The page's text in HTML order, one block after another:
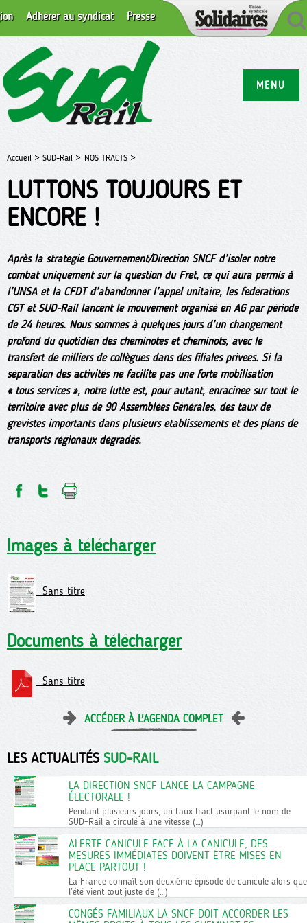
MENU
Adhérer au syndicat Presse
Accueil > SUD-Rail > NOS TRACTS >
LUTTONS TOUJOURS ET
ENCORE !
Après la stratégie Gouvernement/Direction SNCF d’isoler notre
combat uniquement sur la question du Fret, ce qui aura permis à
l’UNSA et la CFDT d’abandonner l’appel unitaire, les fédérations
CGT et SUD-Rail lancent le mouvement organisé en AG par période
de 24 heures. Nous sommes à quelques jours d’un changement
profond du quotidien des cheminotes et cheminots, avec le
transfert de milliers de collègues dans des filiales privées. Si la
séparation des activités ne facilite pas une forte mobilisation
« tous services », notre lutte est, pour autant, enracinée sur tout le
territoire avec plus de 90 Assemblées Générales, des taux de
grévistes importants dans plusieurs établissements et des plans de
transports régionaux dégradés.
Images à télécharger
Sans titre
Documents à télécharger
Sans titre
ACCÉDER À L'AGENDA COMPLET
LES ACTUALITÉS SUD-RAIL
LA DIRECTION SNCF LANCE LA CAMPAGNE
ÉLECTORALE !
Pendant plusieurs jours, un faux tract usurpant le nom de
SUD-Rail a circulé à une vitesse (…)
ALERTE CANICULE FACE À LA CANICULE, DES
MESURES IMMÉDIATES DOIVENT ÊTRE MISES EN
PLACE PARTOUT !
La France connaît son deuxième épisode de canicule alors que
l’été vient tout juste de (…)
CONGÉS FAMILIAUX LA SNCF DOIT ACCORDER LES